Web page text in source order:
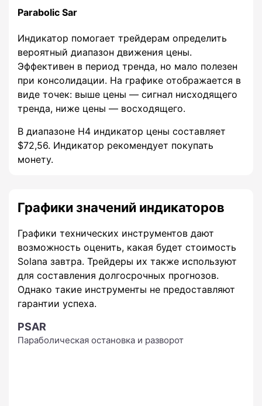
Parabolic Sar
Индикатор помогает трейдерам определить
вероятный диапазон движения цены.
Эффективен в период тренда, но мало полезен
при консолидации. На графике отображается в
виде точек: выше цены — сигнал нисходящего
тренда, ниже цены — восходящего.
В диапазоне H4 индикатор цены составляет
$72,56. Индикатор рекомендует покупать
монету.
Графики значений индикаторов
Графики технических инструментов дают
возможность оценить, какая будет стоимость
Solana завтра. Трейдеры их также используют
для составления долгосрочных прогнозов.
Однако такие инструменты не предоставляют
гарантии успеха.
PSAR
Параболическая остановка и разворот